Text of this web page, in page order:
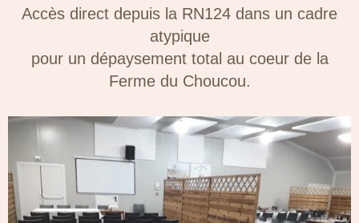
Accès direct depuis la RN124 dans un cadre
atypique
pour un dépaysement total au coeur de la
Ferme du Choucou.